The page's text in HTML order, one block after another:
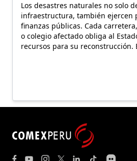
Los desastres naturales no solo
infraestructura, también ejercen
finanzas públicas. Cada
o colegio afectado obliga al
recursos para su reconstrucción.